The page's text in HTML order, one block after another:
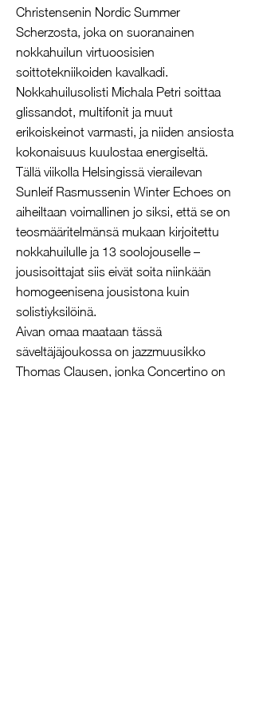
Christensenin Nordic Summer
Scherzosta, joka on suoranainen
nokkahuilun virtuoosisien
soittotekniikoiden kavalkadi.
Nokkahuilusolisti Michala Petri soittaa
glissandot, multifonit ja muut
erikoiskeinot varmasti, ja niiden ansiosta
kokonaisuus kuulostaa energiseltä.
Tällä viikolla Helsingissä vierailevan
Sunleif Rasmussenin Winter Echoes on
aiheiltaan voimallinen jo siksi, että se on
teosmääritelmänsä mukaan kirjoitettu
nokkahuilulle ja 13 soolojouselle –
jousisoittajat siis eivät soita niinkään
homogeenisena jousistona kuin
solistiyksilöinä.
Aivan omaa maataan tässä
säveltäjäjoukossa on jazzmuusikko
Thomas Clausen, jonka Concertino on